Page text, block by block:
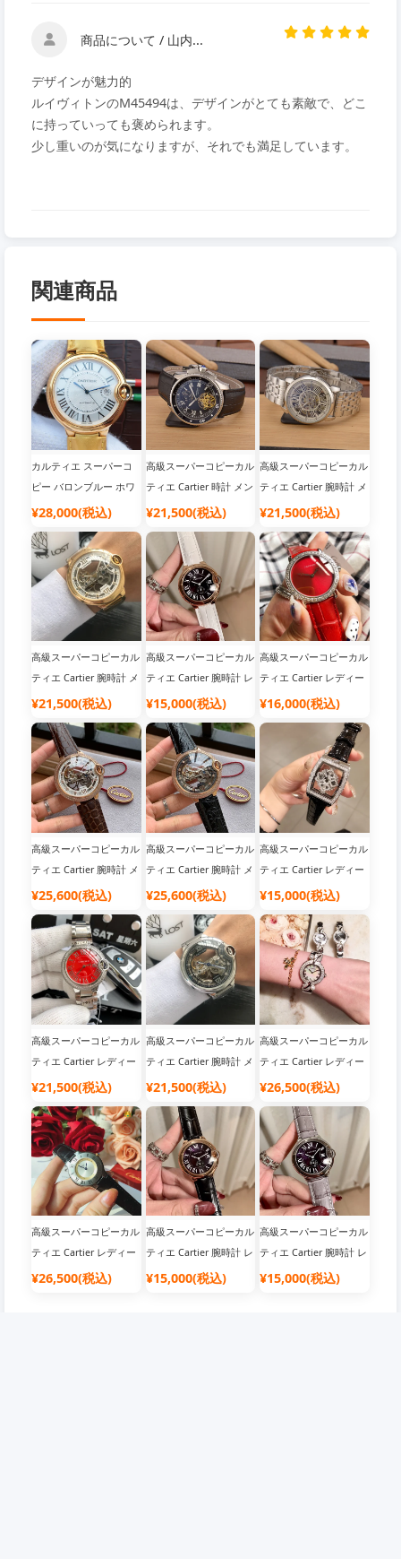
商品について / 山内...
デザインが魅力的
ルイヴィトンのM45494は、デザインがとても素敵で、どこ
に持っていっても褒められます。
少し重いのが気になりますが、それでも満足しています。
関連商品
カルティエ スーパーコ
ピー バロンブルー ホワ
イト Cal.ムーブメント
ズ 人気​
¥28,000(税込)
高級スーパーコピーカル
ティエ Cartier 時計 メン
ズ 自動巻き 腕時計|N級
¥21,500(税込)
高級スーパーコピーカル
ティエ Cartier 腕時計 メ
ンズ 自動巻き 精准|おし
ンド
¥21,500(税込)
高級スーパーコピーカル
ティエ Cartier 腕時計 メ
ンズ 自動巻き 大人気|腕
¥21,500(税込)
高級スーパーコピーカル
ティエ Cartier 腕時計 レ
ディース 新作|N級 ブラ
¥15,000(税込)
高級スーパーコピーカル
ティエ Cartier レディー
ス 腕時計 バロンブル
¥16,000(税込)
高級スーパーコピーカル
ティエ Cartier 腕時計 メ
ンズ 自動巻き|ブランド
¥25,600(税込)
高級スーパーコピーカル
ティエ Cartier 腕時計 メ
ンズ 自動巻き|腕時計 メ
¥25,600(税込)
高級スーパーコピーカル
ティエ Cartier レディー
ス 腕時計 コピー通販|腕
ランド
¥15,000(税込)
高級スーパーコピーカル
ティエ Cartier レディー
ス 腕時計 バロンブルー|
ンド
¥21,500(税込)
高級スーパーコピーカル
ティエ Cartier 腕時計 メ
ンズ 自動巻き 大人気|腕
¥21,500(税込)
高級スーパーコピーカル
ティエ Cartier レディー
ス 時計 バロンブルー|腕
¥26,500(税込)
高級スーパーコピーカル
ティエ Cartier レディー
ス 腕時計 超人気商品|ブ
¥26,500(税込)
高級スーパーコピーカル
ティエ Cartier 腕時計 レ
ディース 新作|おしゃれ
¥15,000(税込)
高級スーパーコピーカル
ティエ Cartier 腕時計 レ
ディース 新作|ブランド
¥15,000(税込)